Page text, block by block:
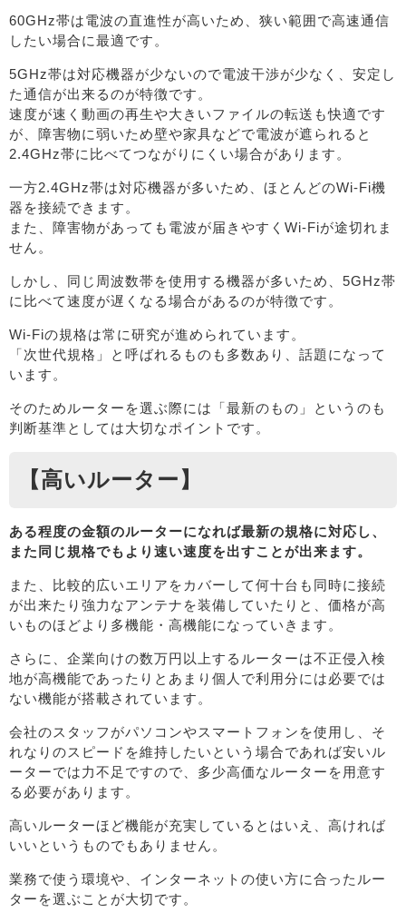
60GHz帯は電波の直進性が高いため、狭い範囲で高速通信
したい場合に最適です。
5GHz帯は対応機器が少ないので電波干渉が少なく、安定し
た通信が出来るのが特徴です。
速度が速く動画の再生や大きいファイルの転送も快適です
が、障害物に弱いため壁や家具などで電波が遮られると
2.4GHz帯に比べてつながりにくい場合があります。
一方2.4GHz帯は対応機器が多いため、ほとんどのWi-Fi機
器を接続できます。
また、障害物があっても電波が届きやすくWi-Fiが途切れま
せん。
しかし、同じ周波数帯を使用する機器が多いため、5GHz帯
に比べて速度が遅くなる場合があるのが特徴です。
Wi-Fiの規格は常に研究が進められています。
「次世代規格」と呼ばれるものも多数あり、話題になって
います。
そのためルーターを選ぶ際には「最新のもの」というのも
判断基準としては大切なポイントです。
【高いルーター】
ある程度の金額のルーターになれば最新の規格に対応し、
また同じ規格でもより速い速度を出すことが出来ます。
また、比較的広いエリアをカバーして何十台も同時に接続
が出来たり強力なアンテナを装備していたりと、価格が高
いものほどより多機能・高機能になっていきます。
さらに、企業向けの数万円以上するルーターは不正侵入検
地が高機能であったりとあまり個人で利用分には必要では
ない機能が搭載されています。
会社のスタッフがパソコンやスマートフォンを使用し、そ
れなりのスピードを維持したいという場合であれば安いル
ーターでは力不足ですので、多少高価なルーターを用意す
る必要があります。
高いルーターほど機能が充実しているとはいえ、高ければ
いいというものでもありません。
業務で使う環境や、インターネットの使い方に合ったルー
ターを選ぶことが大切です。